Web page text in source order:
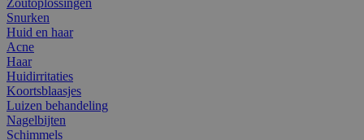
Snurken
Huid en haar
Acne
Haar
Huidirritaties
Koortsblaasjes
Luizen behandeling
Nagelbijten
Schimmels